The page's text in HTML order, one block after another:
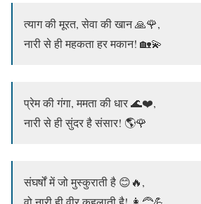
त्याग की मूरत, सेवा की खान 🙏🌹,
नारी से ही महकता हर मकान! 🏡💫
प्रेम की गंगा, ममता की धार 🌊❤️,
नारी से ही सुंदर है संसार! 🌎🌹
संघर्षों में जो मुस्कुराती है 😊🔥,